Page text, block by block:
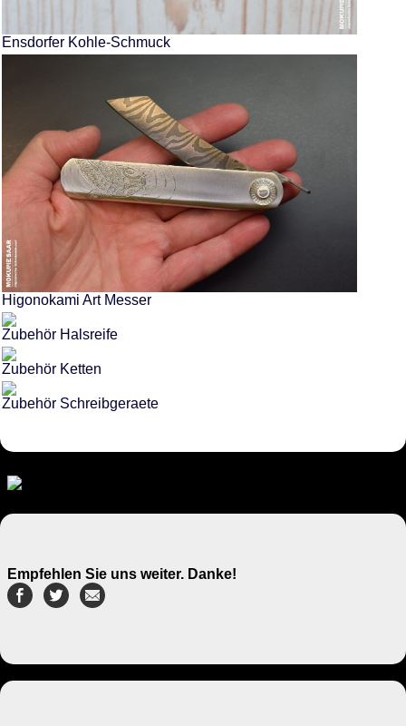
Ensdorfer Kohle-Schmuck
Higonokami Art Messer
Zubehör Halsreife
Zubehör Ketten
Zubehör Schreibgeraete
Empfehlen Sie uns weiter. Danke!